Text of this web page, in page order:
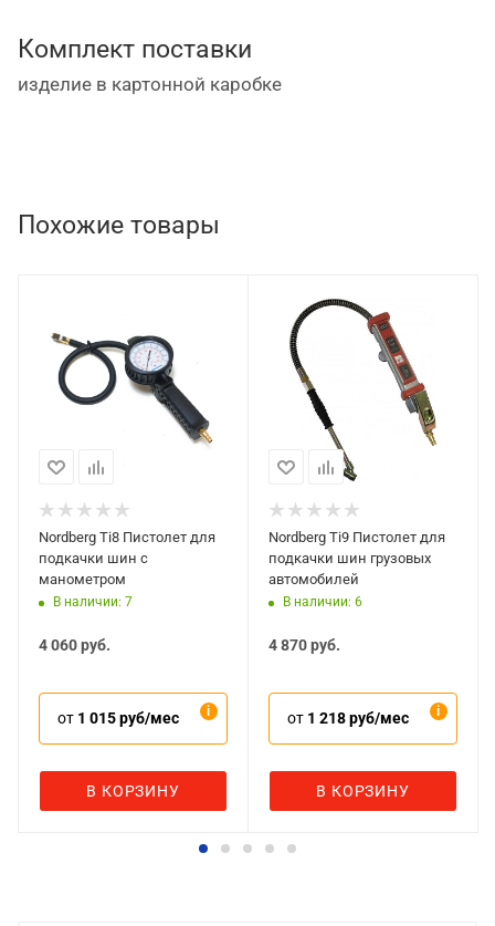
Комплект поставки
изделие в картонной каробке
Похожие товары
Nordberg Ti8 Пистолет для
подкачки шин с
манометром
В наличии: 7
4 060руб.
от 1 015 руб/мес
В КОРЗИНУ
Nordberg Ti9 Пистолет для
подкачки шин грузовых
автомобилей
В наличии: 6
4 870руб.
от 1 218 руб/мес
В КОРЗИНУ